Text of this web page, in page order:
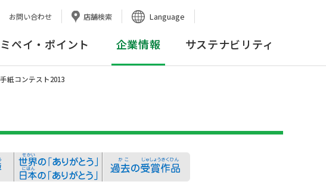
お問い合わせ 店舗検索 Language
ペイ・ポイント 企業情報 サステナビリティ
紙コンテスト2013